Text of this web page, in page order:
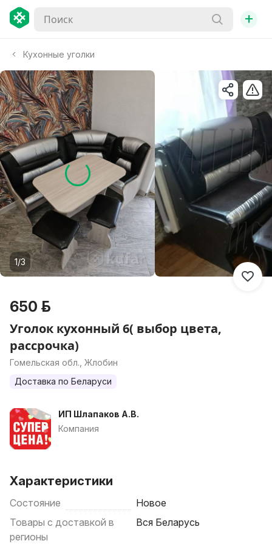
+
Кухонные уголки
1/3
650 р.
Уголок кухонный 6( выбор цвета,
рассрочка)
Гомельская обл., Жлобин
Доставка по Беларуси
ИП Шлапаков А.В.
Компания
Характеристики
Состояние
Новое
Товары с доставкой в
регионы
Вся Беларусь